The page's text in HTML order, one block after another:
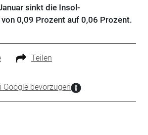
sinkt die Insol­
0,09 Prozent auf 0,06 Prozent.
Teilen
Google bevorzugen